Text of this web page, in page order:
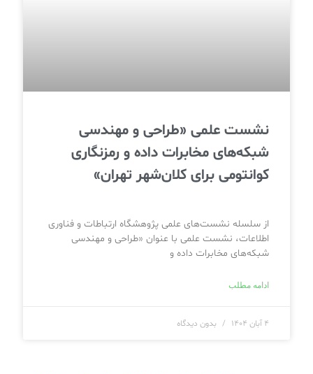
نشست علمی «طراحی و مهندسی
شبکه‌های مخابرات داده و رمزنگاری
کوانتومی برای کلان‌شهر تهران»
از سلسله نشست‌های علمی پژوهشگاه ارتباطات و فناوری
اطلاعات، نشست علمی با عنوان «طراحی و مهندسی
شبکه‌های مخابرات داده و
ادامه مطلب
۴ آبان ۱۴۰۴ بدون دیدگاه